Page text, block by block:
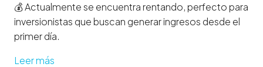
💰 Actualmente se encuentra rentando, perfecto para
inversionistas que buscan generar ingresos desde el
primer día.
Leer más